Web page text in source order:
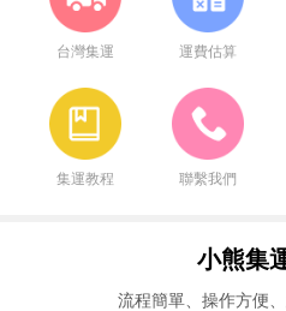
台灣集運 運費估算
集運教程 聯繫我們
小熊集
流程簡單、操作方便